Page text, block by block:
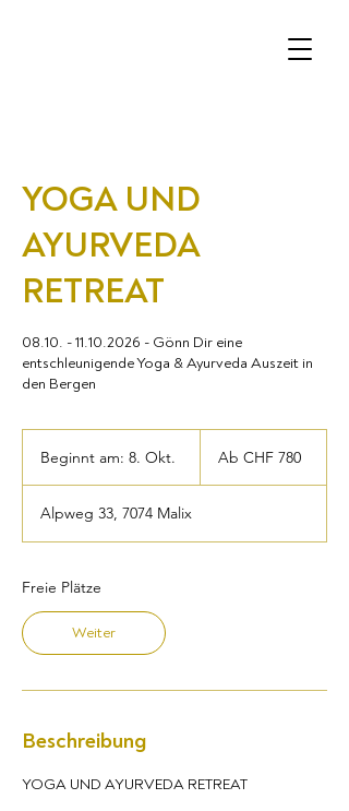
YOGA UND
AYURVEDA
RETREAT
08.10. - 11.10.2026 - Gönn Dir eine
entschleunigende Yoga & Ayurveda Auszeit in
den Bergen
Beginnt am: 8. Okt.
i
n
.
Schweizer
Ab CHF 780
Alpweg 33, 7074 Malix
Freie Plätze
Weiter
Beschreibung
YOGA UND AYURVEDA RETREAT